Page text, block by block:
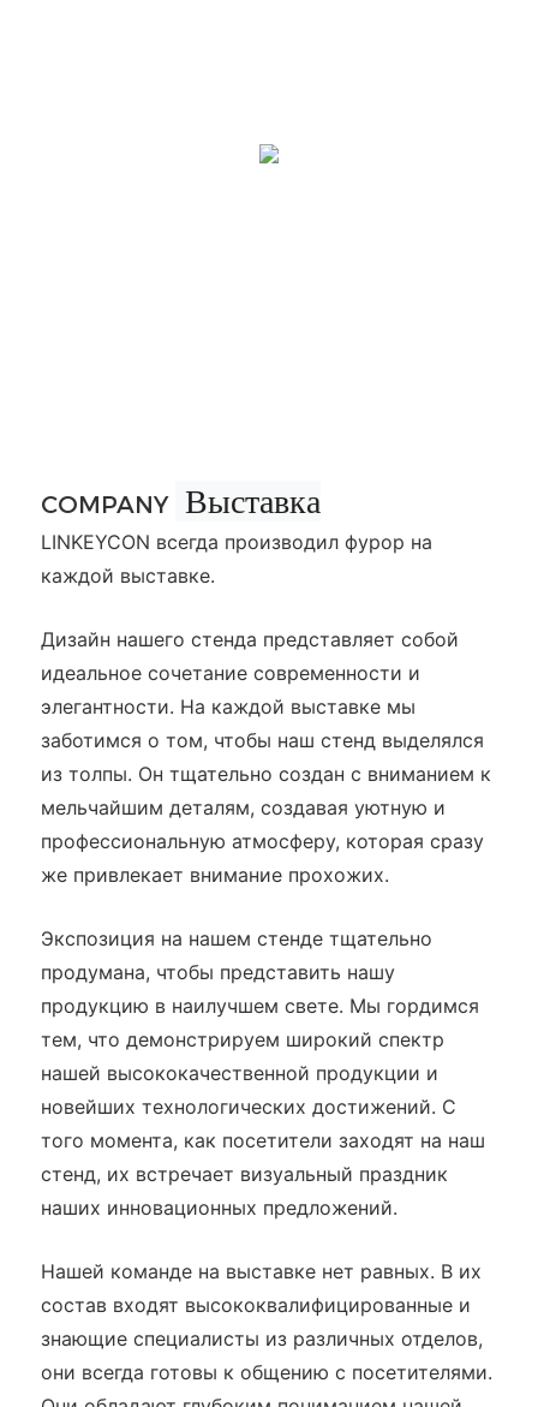
COMPANY Выставка
LINKEYCON всегда производил фурор на
каждой выставке.
Дизайн нашего стенда представляет собой
идеальное сочетание современности и
элегантности. На каждой выставке мы
заботимся о том, чтобы наш стенд выделялся
из толпы. Он тщательно создан с вниманием к
мельчайшим деталям, создавая уютную и
профессиональную атмосферу, которая сразу
же привлекает внимание прохожих.
Экспозиция на нашем стенде тщательно
продумана, чтобы представить нашу
продукцию в наилучшем свете. Мы гордимся
тем, что демонстрируем широкий спектр
нашей высококачественной продукции и
новейших технологических достижений. С
того момента, как посетители заходят на наш
стенд, их встречает визуальный праздник
наших инновационных предложений.
Нашей команде на выставке нет равных. В их
состав входят высококвалифицированные и
знающие специалисты из различных отделов,
они всегда готовы к общению с посетителями.